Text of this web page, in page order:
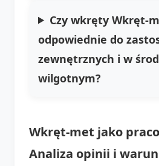
Czy wkręty Wkręt-
odpowiednie do
zewnętrznych i w
wilgotnym?
Wkręt-met jako
Analiza opinii i